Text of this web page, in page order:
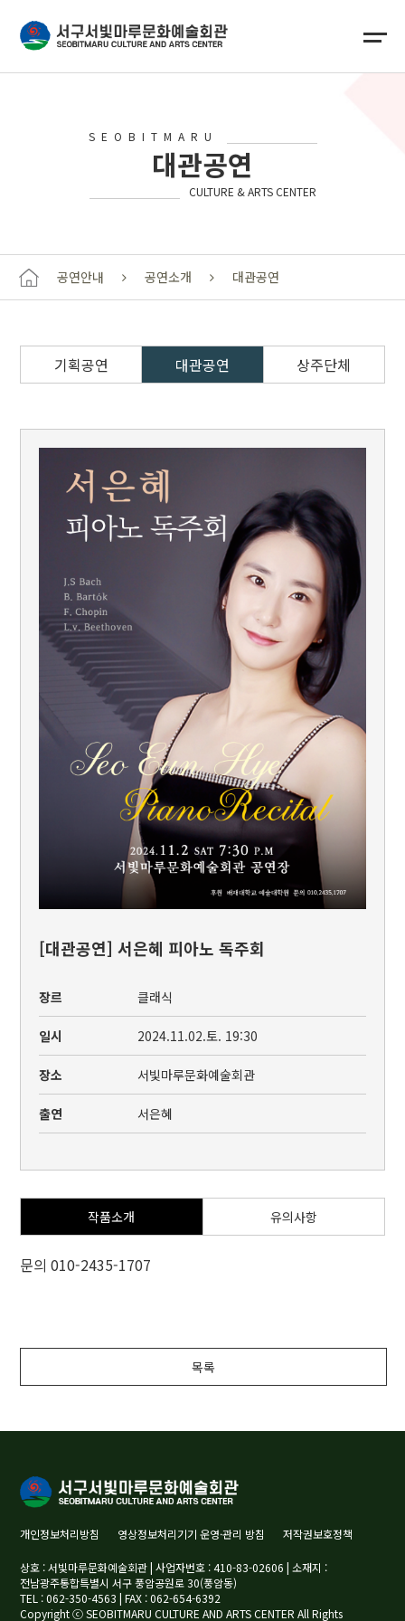
SEOBITMARU
대관공연
CULTURE & ARTS CENTER
공연안내 공연소개 대관공연
기획공연 대관공연 상주단체
[대관공연] 서은혜 피아노 독주회
장르 클래식
일시 2024.11.02.토. 19:30
장소 서빛마루문화예술회관
출연 서은혜
작품소개 유의사항
문의 010-2435-1707
목록
개인정보처리방침 영상정보처리기기 운영·관리 방침 저작권보호정책
상호 : 서빛마루문화예술회관 | 사업자번호 : 410-83-02606 | 소재지 :
전남광주통합특별시 서구 풍암공원로 30(풍암동)
TEL : 062-350-4563 | FAX : 062-654-6392
Copyright ⓒ SEOBITMARU CULTURE AND ARTS CENTER All Rights